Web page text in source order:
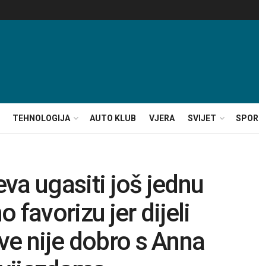
TEHNOLOGIJA AUTO KLUB VJERA SVIJET
ugasiti još jednu
favorizu jer dijeli
nije dobro s Anna